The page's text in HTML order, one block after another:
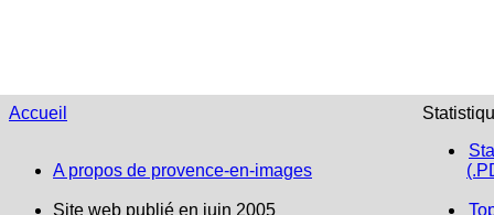
Accueil
A propos de provence-en-images
Site web publié en juin 2005